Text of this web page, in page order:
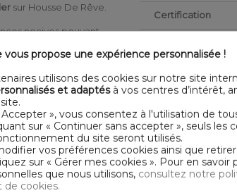
sur Housse De Rêve.
nocives pouvant
de qualité
avec zip - Volant
à température
Certification
Matériaux
Conseils
d'entretien
Type de public
vous propose une expérience personnalisée !
utilisons des cookies sur notre site
et adaptésà vos centres d’intérêt,
», vous consentez à l'utilisation de
sur « Continuer sans accepter », seuls les
du site seront utilisés.
vos préférences cookies ainsi que
sur « Gérer mes cookies ». Pour en savoir
que nous utilisons, consultez notre
cookies.